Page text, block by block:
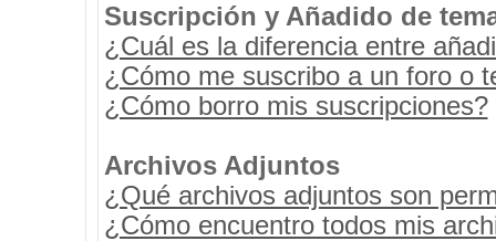
Suscripción y Añadido de
¿Cuál es la diferencia entre
¿Cómo me suscribo a un foro o
¿Cómo borro mis suscripciones?
Archivos Adjuntos
¿Qué archivos adjuntos son
¿Cómo encuentro todos mis